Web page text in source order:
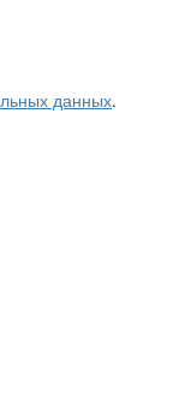
данных.